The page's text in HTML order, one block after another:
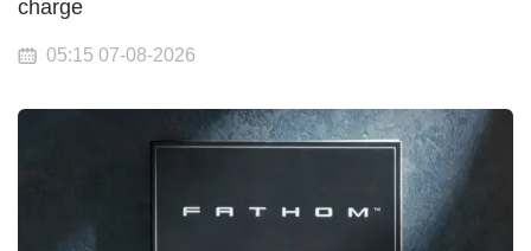
charge
05:15 07-08-2026